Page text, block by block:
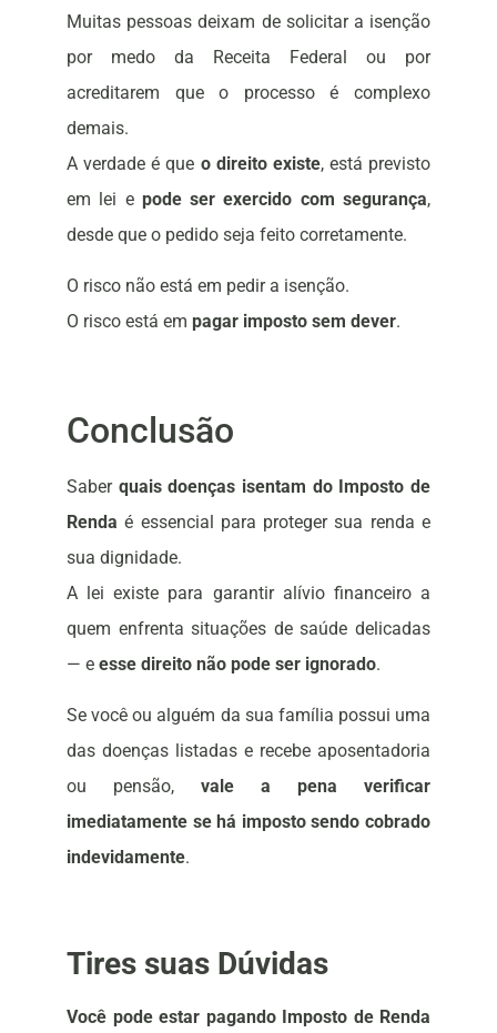
Muitas pessoas deixam de solicitar a isenção
por medo da Receita Federal ou por
acreditarem que o processo é complexo
demais.
A verdade é que o direito existe, está previsto
em lei e pode ser exercido com segurança,
desde que o pedido seja feito corretamente.
O risco não está em pedir a isenção.
O risco está em pagar imposto sem dever.
Conclusão
Saber quais doenças isentam do Imposto de
Renda é essencial para proteger sua renda e
sua dignidade.
A lei existe para garantir alívio financeiro a
quem enfrenta situações de saúde delicadas
— e esse direito não pode ser ignorado.
Se você ou alguém da sua família possui uma
das doenças listadas e recebe aposentadoria
ou pensão, vale a pena verificar
imediatamente se há imposto sendo cobrado
indevidamente.
Tires suas Dúvidas
Você pode estar pagando Imposto de Renda